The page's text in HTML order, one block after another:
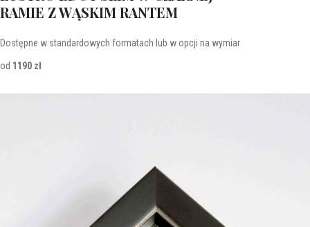
RAMIE Z WĄSKIM RANTEM
Dostępne w standardowych formatach lub w opcji na wymiar
od 1190 zł